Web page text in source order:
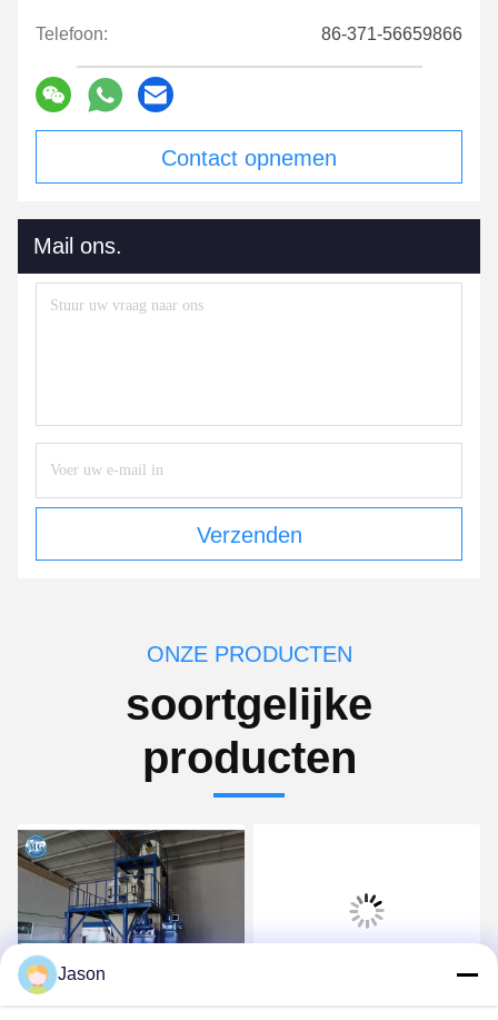
Telefoon: 86-371-56659866
Contact opnemen
Mail ons.
Verzenden
ONZE PRODUCTEN
soortgelijke
producten
Video
Jason